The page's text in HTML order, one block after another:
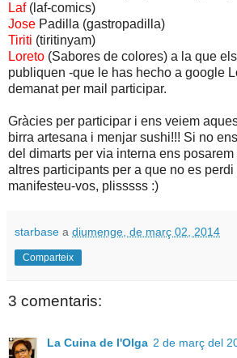
Laf (laf-comics)
Jose Padilla (gastropadilla)
Tiriti (tiritinyam)
Loreto (Sabores de colores) a la que
publiquen -que le has hecho a google
demanat per mail participar.
Gràcies per participar i ens veiem
birra artesana i menjar sushi!!! Si no
del dimarts per via interna ens
altres participants per a que no es perdi
manifesteu-vos, plisssss :)
starbase a diumenge, de març 02, 2014
Comparteix
3 comentaris:
La Cuina de l'Olga 2 de març del